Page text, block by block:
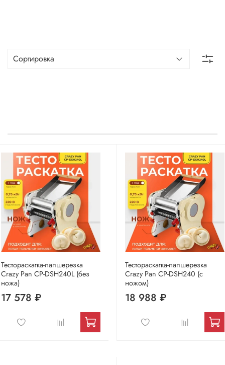
Тестораскатка-лапшерезка
Crazy Pan CP-DSH240L (без
ножа)
17 578 ₽
Тестораскатка-лапшерезка
Crazy Pan CP-DSH240 (с
ножом)
18 988 ₽